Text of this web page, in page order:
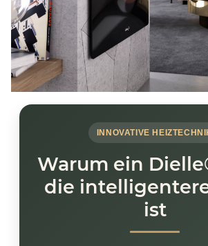
INNOVATIVE
Warum ein
die
ist